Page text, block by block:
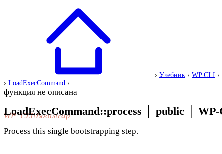
› Учебник › WP CLI ›
› LoadExecCommand ›
функция не описана
WP_CLI\Bootstrap
LoadExecCommand::process public
Process this single bootstrapping step.